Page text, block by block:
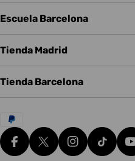
Escuela Barcelona
Tienda Madrid
Tienda Barcelona
Métodos
de
pagoFacebookX (Twitter)Instagram
tiktok